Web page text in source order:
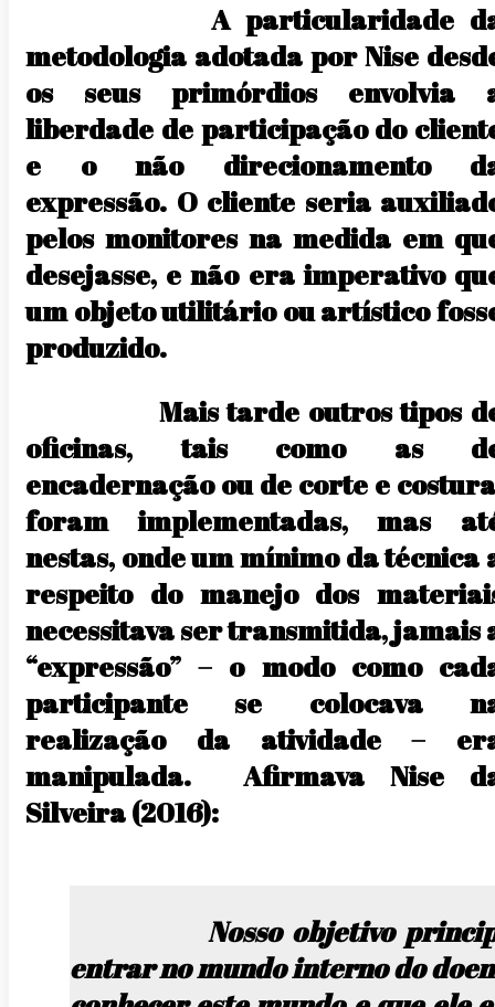
A particularidade
metodologia adotada por Nise
os seus primórdios envolvia
liberdade de participação do
e o não direcionamento
expressão. O cliente seria
pelos monitores na medida em
desejasse, e não era imperativo
um objeto utilitário ou artístico
produzido.
Mais tarde outros tipos
oficinas, tais como as
encadernação ou de corte e
foram implementadas, mas
nestas, onde um mínimo da técnica
respeito do manejo dos
necessitava ser transmitida, jamais
“expressão” – o modo como
participante se colocava
realização da atividade –
manipulada. Afirmava Nise
Silveira (2016):
Nosso objetivo
entrar no mundo interno do